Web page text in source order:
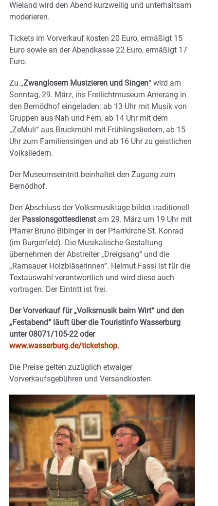
Wieland wird den Abend kurzweilig und unterhaltsam
moderieren.
Tickets im Vorverkauf kosten 20 Euro, ermäßigt 15
Euro sowie an der Abendkasse 22 Euro, ermäßigt 17
Euro.
Zu „Zwanglosem Musizieren und Singen“ wird am
Sonntag, 29. März, ins Freilichtmuseum Amerang in
den Bernödhof eingeladen: ab 13 Uhr mit Musik von
Gruppen aus Nah und Fern, ab 14 Uhr mit dem
„ZeMuli“ aus Bruckmühl mit Frühlingsliedern, ab 15
Uhr zum Familiensingen und ab 16 Uhr zu geistlichen
Volksliedern.
Der Museumseintritt beinhaltet den Zugang zum
Bernödhof.
Den Abschluss der Volksmusiktage bildet traditionell
der Passionsgottesdienst am 29. März um 19 Uhr mit
Pfarrer Bruno Bibinger in der Pfarrkirche St. Konrad
(im Burgerfeld). Die Musikalische Gestaltung
übernehmen der Abstreiter „Dreigsang“ und die
„Ramsauer Holzbläserinnen“. Helmut Fassl ist für die
Textauswahl verantwortlich und wird diese auch
vortragen. Der Eintritt ist frei.
Der Vorverkauf für „Volksmusik beim Wirt“ und den
„Festabend“ läuft über die Touristinfo Wasserburg
unter 08071/105-22 oder
www.wasserburg.de/ticketshop.
Die Preise gelten zuzüglich etwaiger
Vorverkaufsgebühren und Versandkosten.